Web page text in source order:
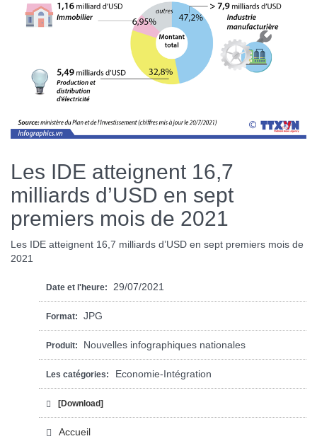
Les IDE atteignent 16,7
milliards d’USD en sept
premiers mois de 2021
Les IDE atteignent 16,7 milliards d’USD en sept premiers mois de
2021
Date et l'heure: 29/07/2021
Format: JPG
Produit: Nouvelles infographiques nationales
Les catégories: Economie-Intégration
[Download]
Accueil